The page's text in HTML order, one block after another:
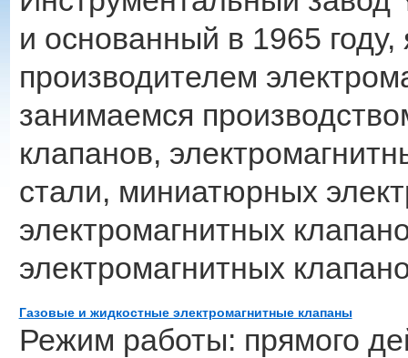
и основанный в 1965
производителем
занимаемся
клапанов,
стали, миниатюрных
электромагнитных
электромагнитных
Газовые и жидкостные электромагнитные клапаны
Режим работы: прямого